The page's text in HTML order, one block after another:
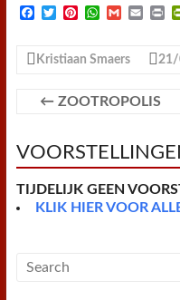
e
o
t
r
t
e
W
t
p
G
i
n
Kristiaan Smaers 21/
← ZOOTROPOLIS
TIJDELIJK GEEN
KLIK HIER VOOR